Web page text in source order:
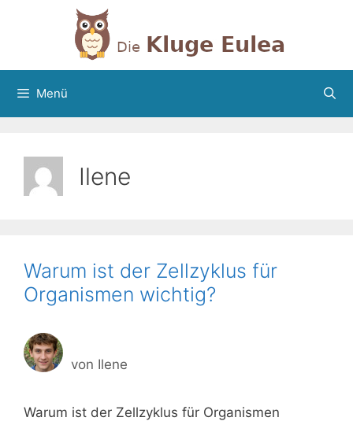
Menü
Ilene
Warum ist der Zellzyklus für
Organismen wichtig?
von Ilene
Warum ist der Zellzyklus für Organismen